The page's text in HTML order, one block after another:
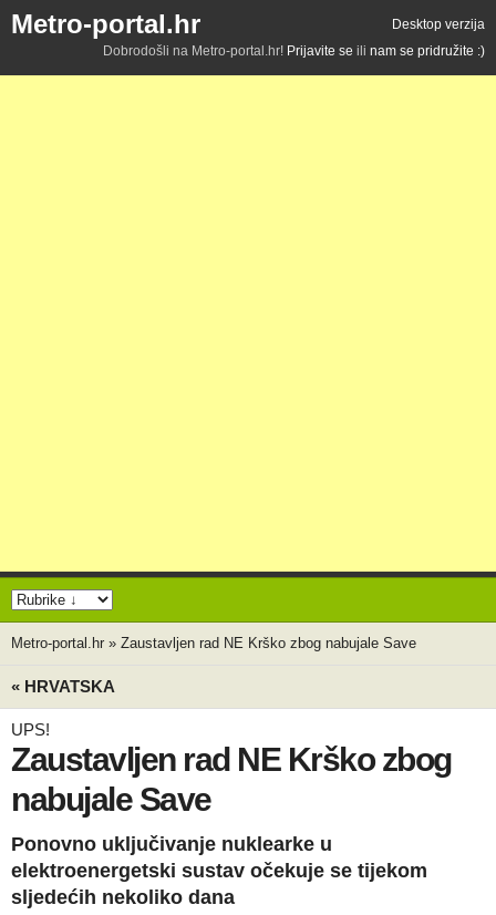
Metro-portal.hr
Desktop verzija
Dobrodošli na Metro-portal.hr! Prijavite se ili nam se pridružite :)
Metro-portal.hr » Zaustavljen rad NE Krško zbog nabujale Save
« HRVATSKA
UPS!
Zaustavljen rad NE Krško zbog
nabujale Save
Ponovno uključivanje nuklearke u
elektroenergetski sustav očekuje se tijekom
sljedećih nekoliko dana